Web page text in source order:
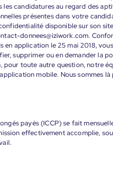
les candidatures au regard des
présentes dans votre
disponible sur son
donnees@iziwork.com.
en application le 25 mai 2018,
supprimer ou en demander la
toute autre question, notre
mobile. Nous sommes
payés (ICCP) se fait
effectivement accomplie,